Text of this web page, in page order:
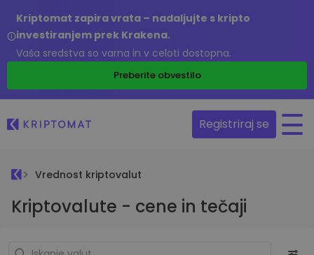
Kriptomat zapira vrata – nadaljujte s kripto
investiranjem prek Krakena.
Vaša sredstva so varna in v celoti dostopna.
Preberite obvestilo
Registriraj se
Vrednost kriptovalut
Kriptovalute - cene in tečaji